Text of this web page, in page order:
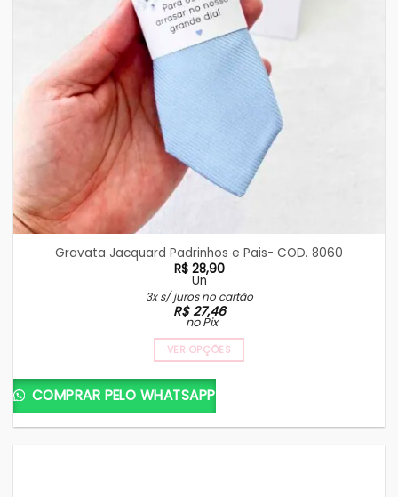
Gravata Jacquard Padrinhos e Pais- COD. 8060
R$28,90
Un
3x s/ juros no cartão
R$27,46
no Pix
VER OPÇÕES
produto
várias
COMPRAR PELO WHATSAPP